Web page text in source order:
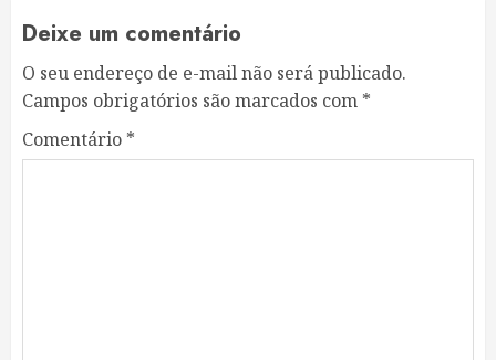
Deixe um comentário
O seu endereço de e-mail não será publicado.
Campos obrigatórios são marcados com *
Comentário *